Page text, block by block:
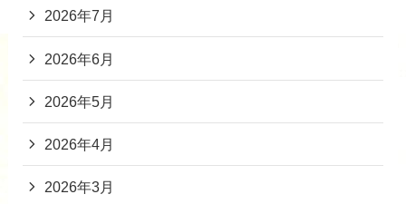
2026年7月
2026年6月
2026年5月
2026年4月
2026年3月